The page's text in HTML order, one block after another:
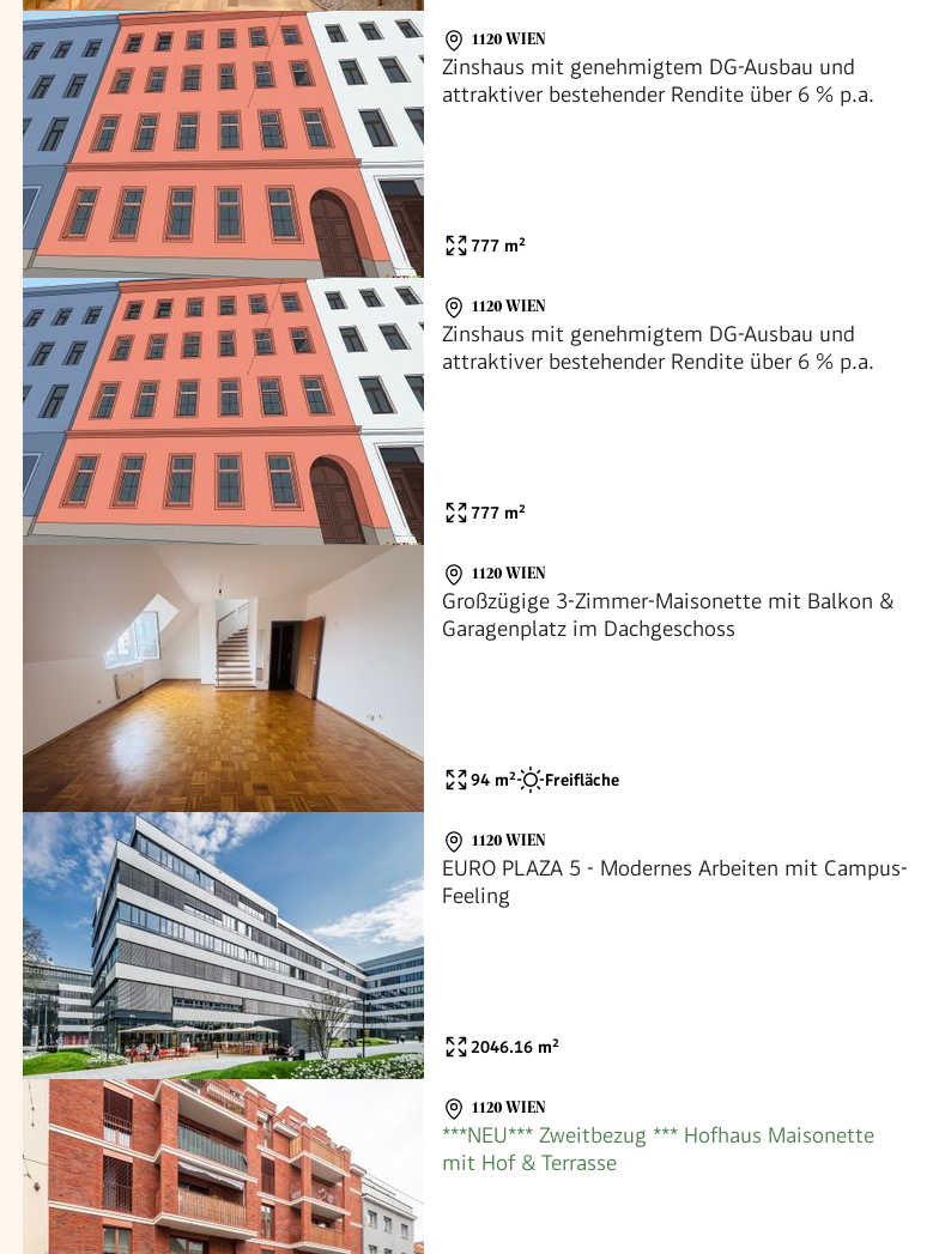
1120 WIEN
Zinshaus mit genehmigtem DG-Ausbau und
attraktiver bestehender Rendite über 6 % p.a.
777 m²
1120 WIEN
Zinshaus mit genehmigtem DG-Ausbau und
attraktiver bestehender Rendite über 6 % p.a.
777 m²
1120 WIEN
Großzügige 3-Zimmer-Maisonette mit Balkon &
Garagenplatz im Dachgeschoss
94 m² Freifläche
1120 WIEN
EURO PLAZA 5 - Modernes Arbeiten mit Campus-
Feeling
2046.16 m²
1120 WIEN
***NEU*** Zweitbezug *** Hofhaus Maisonette
mit Hof & Terrasse